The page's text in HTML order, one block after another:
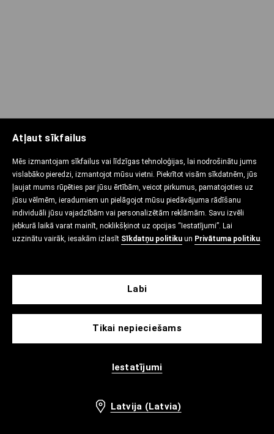
Atļaut sīkfailus
Mēs izmantojam sīkfailus vai līdzīgas tehnoloģijas, lai nodrošinātu jums
vislabāko pieredzi, izmantojot mūsu vietni. Piekrītot visām sīkdatnēm, jūs
ļaujat mums rūpēties par jūsu ērtībām, veicot pirkumus, pamatojoties uz
jūsu vēlmēm, ieradumiem un pielāgojot mūsu piedāvājuma rādīšanu
individuāli jūsu vajadzībām vai personalizētām reklāmām. Savu izvēli
jebkurā laikā varat mainīt, noklikšķinot uz opcijas “Iestatījumi”. Lai
uzzinātu vairāk, iesakām izlasīt Sīkdatņu politiku un Privātuma politiku.
Tikai nepieciešams
Iestatījumi
Labi
Latvija (Latvia)